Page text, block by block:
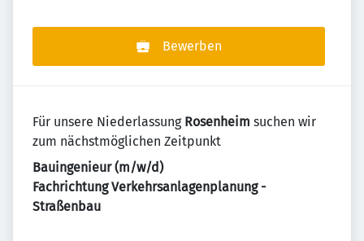
Bewerben
Für unsere Niederlassung Rosenheim suchen wir
zum nächstmöglichen Zeitpunkt
Bauingenieur (m/w/d)
Fachrichtung Verkehrsanlagenplanung -
Straßenbau